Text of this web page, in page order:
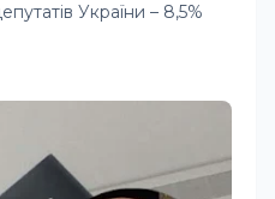
України – 8,5%